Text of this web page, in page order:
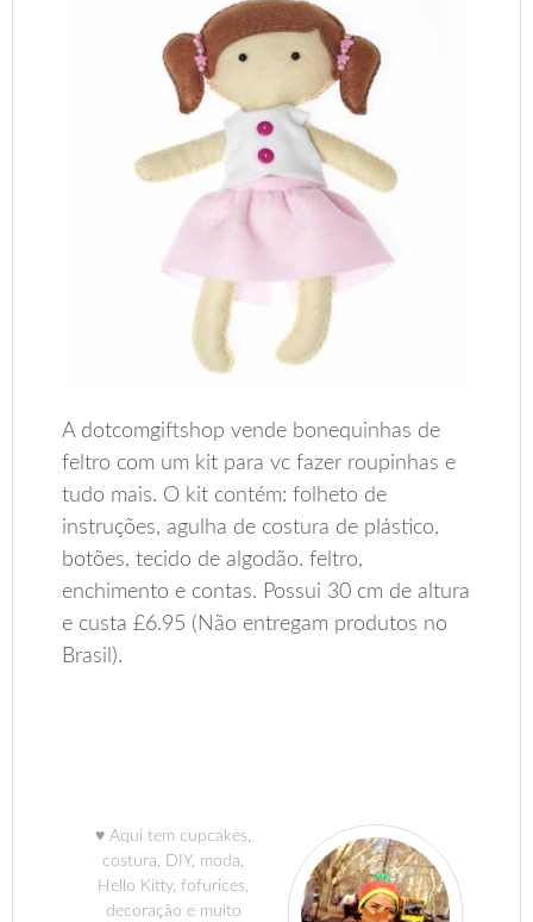
A dotcomgiftshop vende bonequinhas de
feltro com um kit para vc fazer roupinhas e
tudo mais. O kit contém: folheto de
instruções, agulha de costura de plástico,
botões, tecido de algodão. feltro,
enchimento e contas. Possui 30 cm de altura
e custa £6.95 (Não entregam produtos no
Brasil).
♥ Aqui tem cupcakes,
costura, DIY, moda,
Hello Kitty, fofurices,
decoração e muito